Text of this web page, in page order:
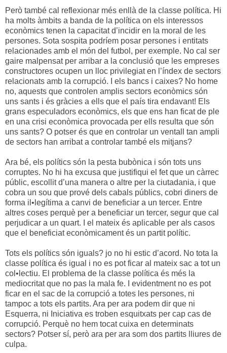
Però també cal reflexionar més enllà de la classe política. Hi
ha molts àmbits a banda de la política on els interessos
econòmics tenen la capacitat d’incidir en la moral de les
persones. Sota sospita podríem posar persones i entitats
relacionades amb el món del futbol, per exemple. No cal ser
gaire malpensat per arribar a la conclusió que les empreses
constructores ocupen un lloc privilegiat en l’índex de sectors
relacionats amb la corrupció. I els bancs i caixes? No home
no, aquests que controlen amplis sectors econòmics són
uns sants i és gràcies a ells que el país tira endavant! Els
grans especuladors econòmics, els que ens han ficat de ple
en una crisi econòmica provocada per ells resulta que són
uns sants? O potser és que en controlar un ventall tan ampli
de sectors han arribat a controlar també els mitjans?
Ara bé, els polítics són la pesta bubònica i són tots uns
corruptes. No hi ha excusa que justifiqui el fet que un càrrec
públic, escollit d’una manera o altre per la ciutadania, i que
cobra un sou que prové dels cabals públics, cobri diners de
forma il•legítima a canvi de beneficiar a un tercer. Entre
altres coses perquè per a beneficiar un tercer, segur que cal
perjudicar a un quart. I el mateix és aplicable per als casos
que el beneficiat econòmicament és un partit polític.
Tots els polítics són iguals? jo no hi estic d’acord. No tota la
classe política és igual i no es pot ficar al mateix sac a tot un
col•lectiu. El problema de la classe política és més la
mediocritat que no pas la mala fe. I evidentment no es pot
ficar en el sac de la corrupció a totes les persones, ni
tampoc a tots els partits. Ara per ara podem dir que ni
Esquerra, ni Iniciativa es troben esquitxats per cap cas de
corrupció. Perquè no hem tocat cuixa en determinats
sectors? Potser sí, però ara per ara som dos partits lliures de
culpa.